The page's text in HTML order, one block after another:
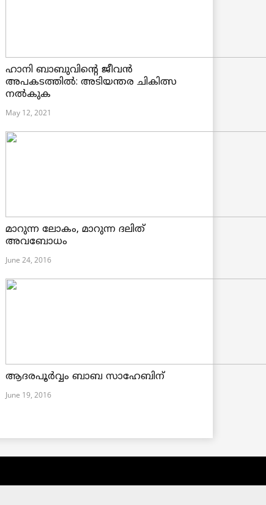
ഹാനി ബാബുവിന്റെ ജീവൻ
അപകടത്തിൽ: അടിയന്തര ചികിത്സ
നൽകുക
May 12, 2021
മാറുന്ന ലോകം, മാറുന്ന ദലിത്
അവബോധം
June 24, 2016
ആദരപൂര്‍വ്വം ബാബ സാഹേബിന്
June 19, 2016